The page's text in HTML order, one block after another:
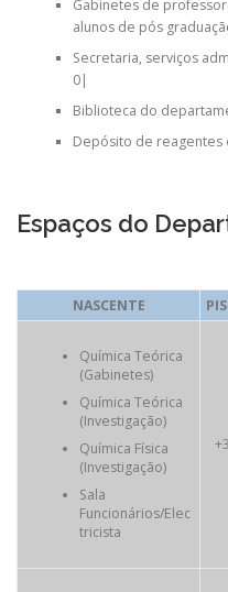
Gabinetes de
alunos de pós
Secretaria, serviços
0|
Biblioteca do
Depósito de reagentes
Espaços do
NASCENTE
Química Teórica
(Gabinetes)
Química Teórica
(Investigação)
Química Física
(Investigação)
Sala
Funcionários/Elec
tricista
+3